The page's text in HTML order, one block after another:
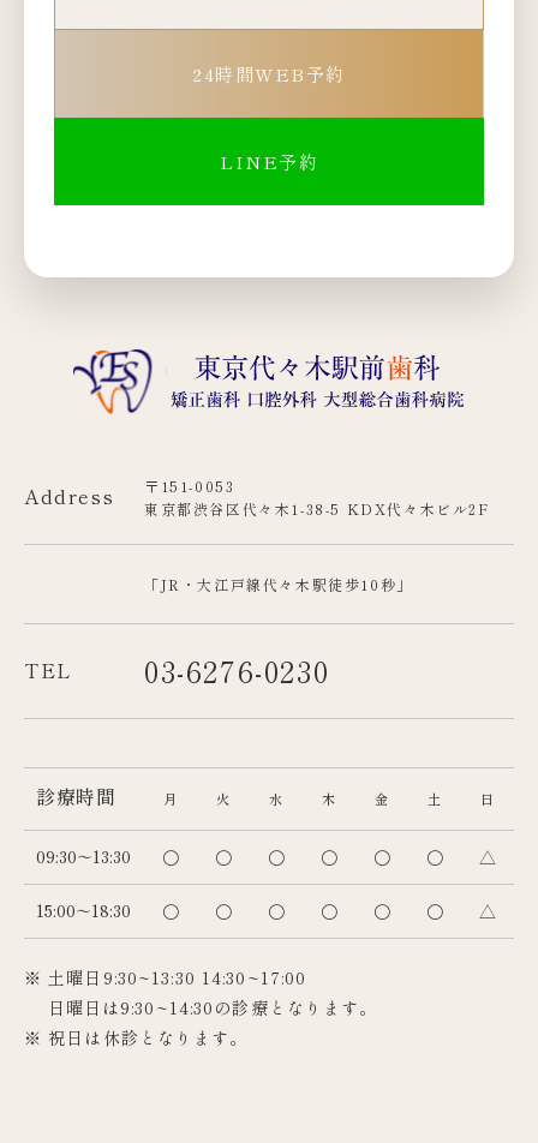
24時間WEB予約
LINE予約
Address
〒151-0053
東京都渋谷区代々木1-38-5 KDX代々木ビル2F
「JR・大江戸線代々木駅徒歩10秒」
TEL 03-6276-0230
診療時間 月 火 水 木 金 土 日
09:30～13:30 〇 〇 〇 〇 〇 〇 △
15:00～18:30 〇 〇 〇 〇 〇 〇 △
※ 土曜日9:30~13:30 14:30~17:00
日曜日は9:30~14:30の診療となります。
※ 祝日は休診となります。